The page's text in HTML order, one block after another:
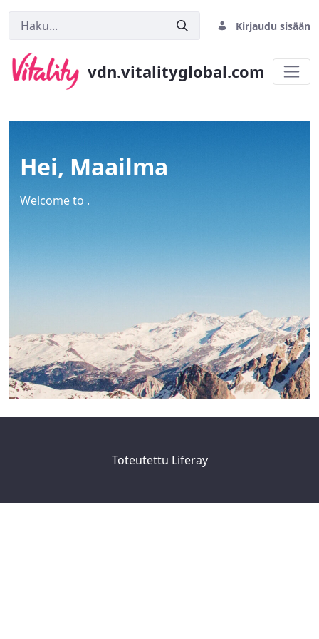
Kirjaudu sisään
vdn.vitalityglobal.com
Hei, Maailma
Welcome to .
Toteutettu Liferay